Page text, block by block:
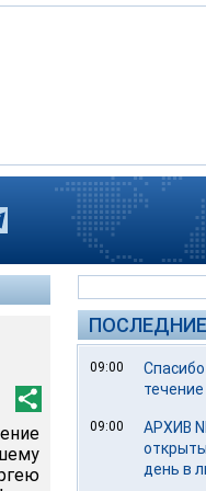
09:00
09:00
АРХИВ
день в